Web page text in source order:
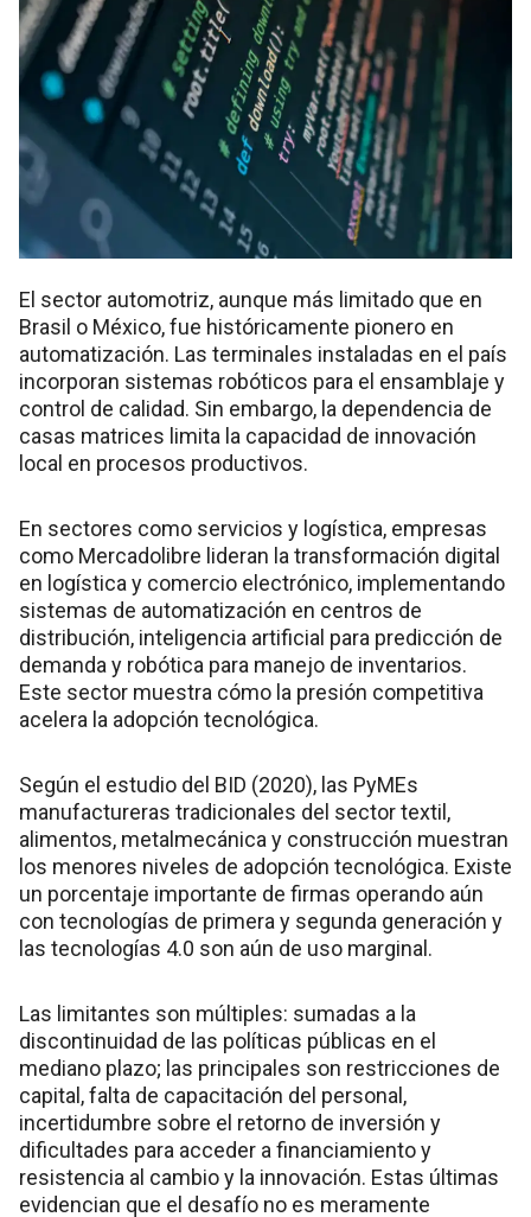
El sector automotriz, aunque más limitado que en
Brasil o México, fue históricamente pionero en
automatización. Las terminales instaladas en el país
incorporan sistemas robóticos para el ensamblaje y
control de calidad. Sin embargo, la dependencia de
casas matrices limita la capacidad de innovación
local en procesos productivos.
En sectores como servicios y logística, empresas
como Mercadolibre lideran la transformación digital
en logística y comercio electrónico, implementando
sistemas de automatización en centros de
distribución, inteligencia artificial para predicción de
demanda y robótica para manejo de inventarios.
Este sector muestra cómo la presión competitiva
acelera la adopción tecnológica.
Según el estudio del BID (2020), las PyMEs
manufactureras tradicionales del sector textil,
alimentos, metalmecánica y construcción muestran
los menores niveles de adopción tecnológica. Existe
un porcentaje importante de firmas operando aún
con tecnologías de primera y segunda generación y
las tecnologías 4.0 son aún de uso marginal.
Las limitantes son múltiples: sumadas a la
discontinuidad de las políticas públicas en el
mediano plazo; las principales son restricciones de
capital, falta de capacitación del personal,
incertidumbre sobre el retorno de inversión y
dificultades para acceder a financiamiento y
resistencia al cambio y la innovación. Estas últimas
evidencian que el desafío no es meramente